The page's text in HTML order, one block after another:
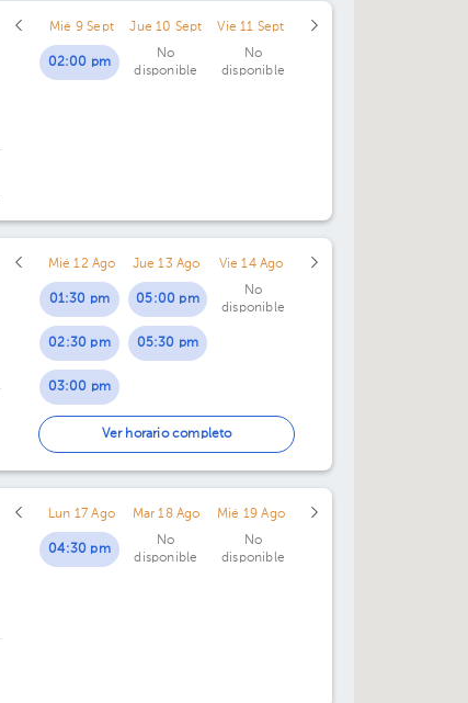
Mié 9 Sept
02:00 pm
Jue 10 Sept
No
disponible
Vie 11 Sept
No
disponible
Mié 12 Ago
01:30 pm
02:30 pm
03:00 pm
03:30 pm
04:00 pm
04:30 pm
Jue 13 Ago
05:00 pm
05:30 pm
Vie 14 Ago
No
disponible
Ver horario completo
Lun 17 Ago
04:30 pm
Mar 18 Ago
No
disponible
Mié 19 Ago
No
disponible